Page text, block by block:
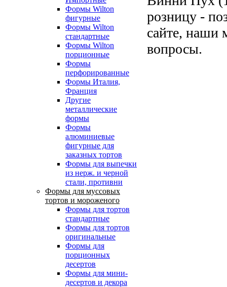
Формы Wilton
фигурные
Формы Wilton
стандартные
Формы Wilton
порционные
Формы
перфорированные
Формы Италия,
Франция
Другие
металлические
формы
Формы
алюминиевые
фигурные для
заказных тортов
Формы для выпечки
из нерж. и черной
стали, противни
Формы для муссовых
тортов и мороженого
Формы для тортов
стандартные
Формы для тортов
оригинальные
Формы для
порционных
десертов
Формы для мини-
десертов и декора
розницу -
сайте, наши
вопросы.